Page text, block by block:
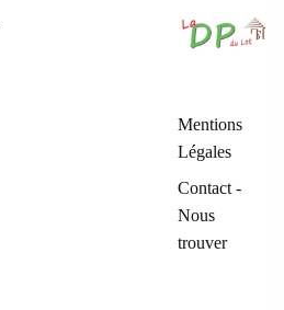
Mentions
Légales
Contact -
Nous
trouver